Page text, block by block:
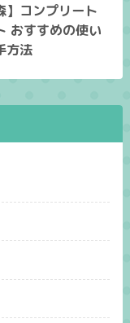
】コンプリート
おすすめの使い
方法